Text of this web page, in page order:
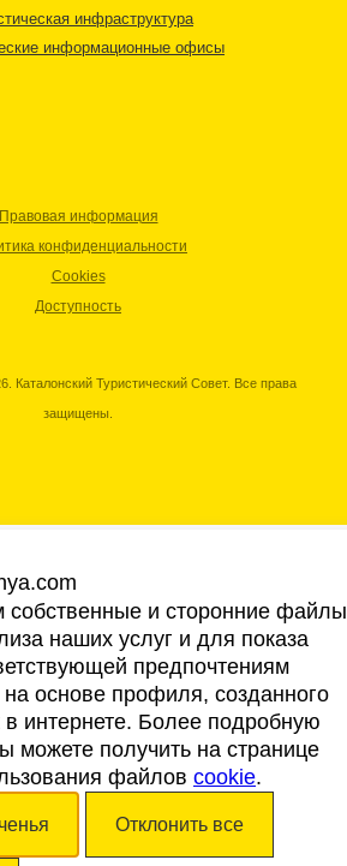
инфраструктура
информационные офисы
Правовая информация
конфиденциальности
Cookies
Доступность
Каталонский Туристический Совет. Все права
защищены.
собственные и сторонние файлы
наших услуг и для показа
предпочтениям
на основе профиля, созданного
в интернете. Более подробную
можете получить на странице
файлов cookie.
Отклонить все